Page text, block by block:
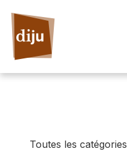
Toutes les catégories